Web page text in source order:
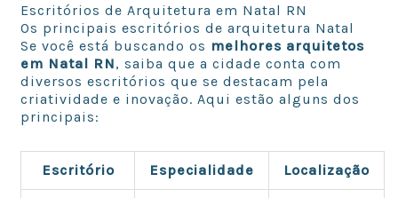
Escritórios de Arquitetura em Natal RN
Os principais escritórios de arquitetura Natal
Se você está buscando os melhores arquitetos
em Natal RN, saiba que a cidade conta com
diversos escritórios que se destacam pela
criatividade e inovação. Aqui estão alguns dos
principais:
Escritório Especialidade Localização